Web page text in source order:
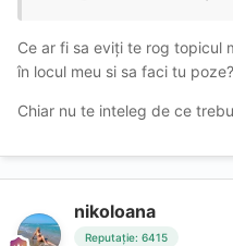
Ce ar fi sa eviți te rog topicul
în locul meu si sa faci tu poze?
Chiar nu te inteleg de ce
nikoloana
Reputație: 6415